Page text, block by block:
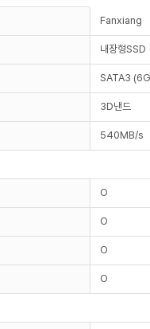
Fanxiang
내장형SSD
SATA3
3D낸드
540MB/s
O
O
O
O